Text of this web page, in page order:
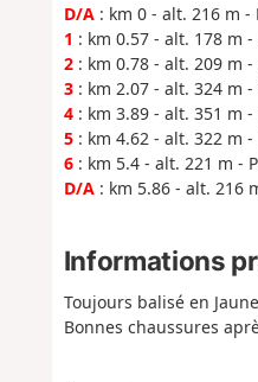
D/A: km 0 - alt. 216 m -
1 : km 0.57 - alt. 178 m
2: km 0.78 - alt. 209 m -
3: km 2.07 - alt. 324 m -
4: km 3.89 - alt. 351 m -
5: km 4.62 - alt. 322 m -
6: km 5.4 - alt. 221 m -
D/A: km 5.86 - alt. 216
Informations
Toujours balisé en
Bonnes chaussures